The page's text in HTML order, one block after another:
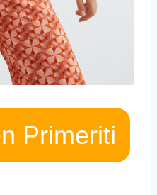
Primeriti